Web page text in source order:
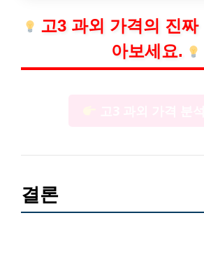
고3 과외 가격의 진
아보세요.
결론